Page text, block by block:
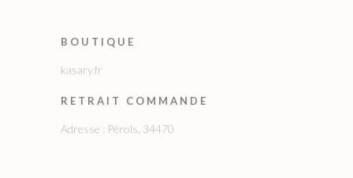
BOUTIQUE
kasary.fr
RETRAIT COMMANDE
Adresse : Pérols, 34470